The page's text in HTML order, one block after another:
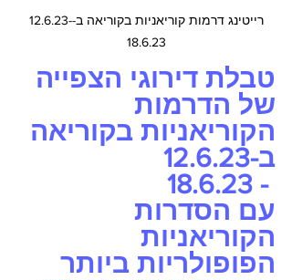
רייטינג דרמות קוריאניות בקוריאה ב-12.6.23-
18.6.23
טבלת דירוגי הצפייה
של הדרמות
הקוריאניות בקוריאה
ב-12.6.23
- 18.6.23
עם הסדרות
הקוריאניות
הפופולריות ביותר